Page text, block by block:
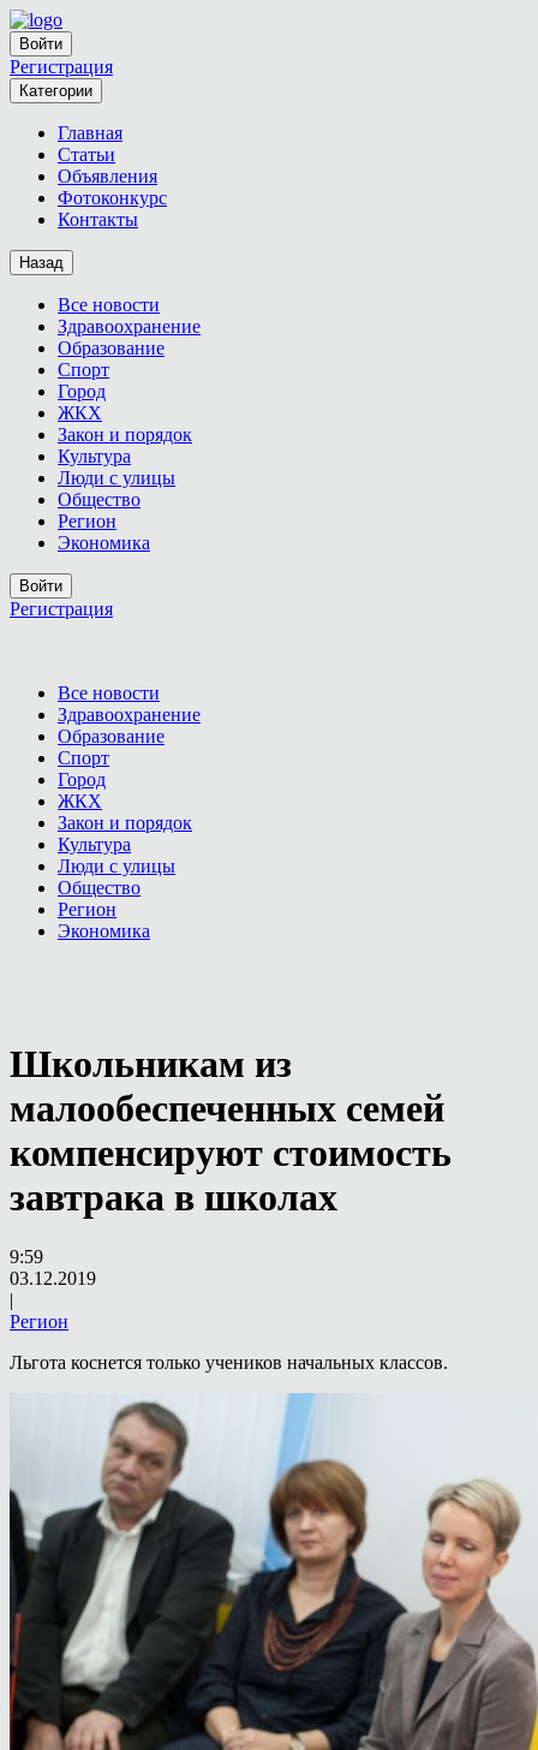
Войти
Регистрация
Категории
Главная
Статьи
Объявления
Фотоконкурс
Контакты
Назад
Все новости
Здравоохранение
Образование
Спорт
Город
ЖКХ
Закон и порядок
Культура
Люди с улицы
Общество
Регион
Экономика
Войти
Регистрация
Все новости
Здравоохранение
Образование
Спорт
Город
ЖКХ
Закон и порядок
Культура
Люди с улицы
Общество
Регион
Экономика
Школьникам из
малообеспеченных семей
компенсируют стоимость
завтрака в школах
9:59
03.12.2019
|
Регион
Льгота коснется только учеников начальных классов.